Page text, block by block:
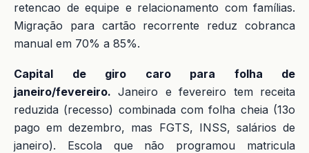
retencao de equipe e relacionamento com famílias.
Migração para cartão recorrente reduz cobranca
manual em 70% a 85%.
Capital de giro caro para folha de
janeiro/fevereiro. Janeiro e fevereiro tem receita
reduzida (recesso) combinada com folha cheia (13o
pago em dezembro, mas FGTS, INSS, salários de
janeiro). Escola que não programou matricula